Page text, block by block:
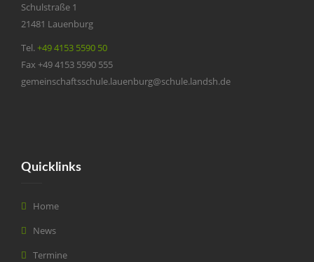
Schulstraße 1
21481 Lauenburg
Tel.+49 4153 5590 50
Fax +49 4153 5590 555
gemeinschaftsschule.lauenburg@schule.landsh.de
Quicklinks
Home
News
Termine